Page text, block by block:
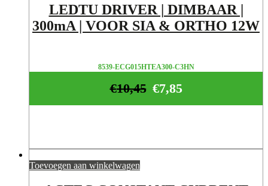
LEDTU DRIVER | DIMBAAR |
300mA | VOOR SIA & ORTHO 12W
8539-ECG015HTEA300-C3HN
€7,85
€10,45
Toevoegen aan winkelwagen